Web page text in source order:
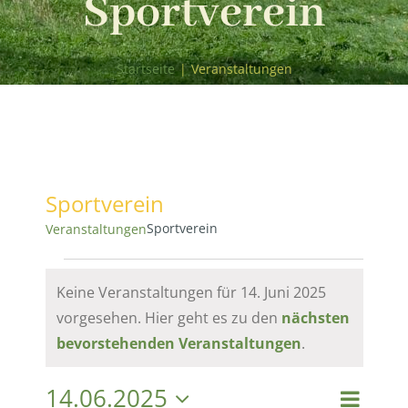
Sportverein
Startseite | Veranstaltungen
Sportverein
VeranstaltungenSportverein
Veranstaltungen
für
14.
Hinweis
Keine Veranstaltungen für 14. Juni 2025
vorgesehen. Hier geht es zu den nächsten
bevorstehenden Veranstaltungen.
14.06.2025